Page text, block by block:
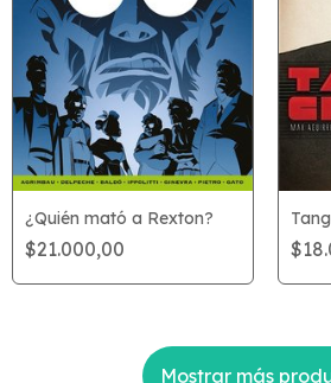
¿Quién mató a Rexton?
$21.000,00
Mostrar más